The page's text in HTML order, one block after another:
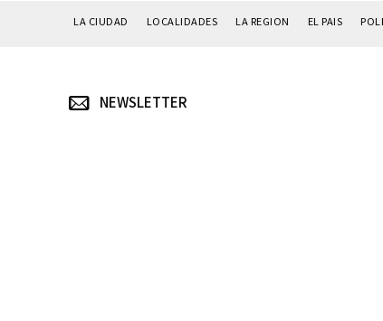
LA CIUDAD LOCALIDADES LA REGION EL PAIS
NEWSLETTER